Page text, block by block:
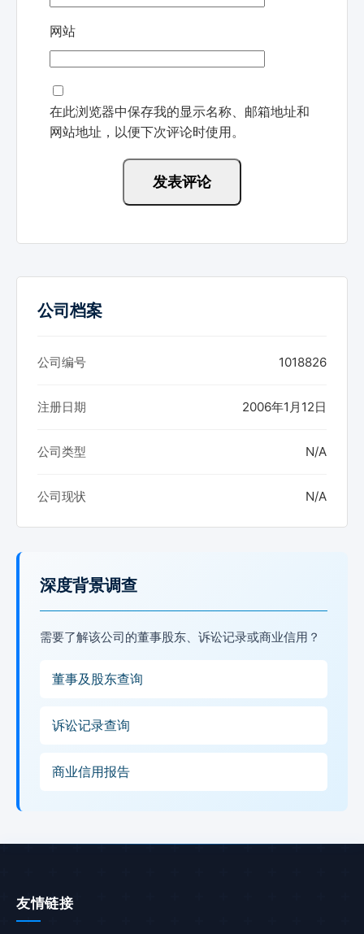
网站
在此浏览器中保存我的显示名称、邮箱地址和
网站地址，以便下次评论时使用。
公司档案
公司编号 1018826
注册日期 2006年1月12日
公司类型 N/A
公司现状 N/A
深度背景调查
需要了解该公司的董事股东、诉讼记录或商业信用？
董事及股东查询
诉讼记录查询
商业信用报告
友情链接